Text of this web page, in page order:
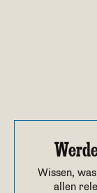
Wissen,
allen